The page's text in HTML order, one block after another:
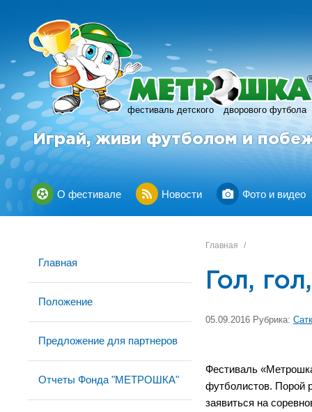
фестиваль детского дворового футбола
R
Играй, живи футболом и
О фестивале Новости Фото и видео
Главная
Положение
Предложение для партнеров
Отчеты Фонда "МЕТРОШКА"
Главная /
Гол,
05.09.2016 Рубрика:
Фестиваль
футболистов. Порой
заявиться на